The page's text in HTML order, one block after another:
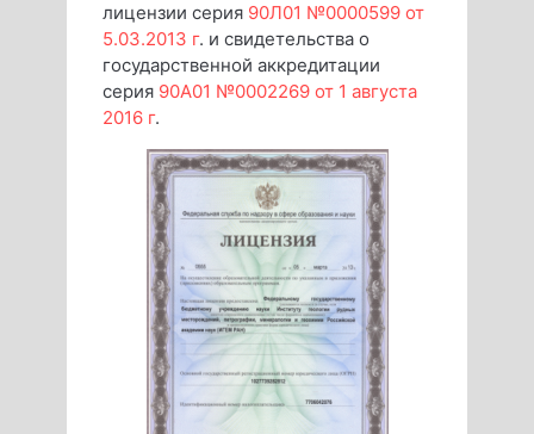
лицензии серия 90Л01 №0000599 от
5.03.2013 г. и свидетельства о
государственной аккредитации
серия 90А01 №0002269 от 1 августа
2016 г.